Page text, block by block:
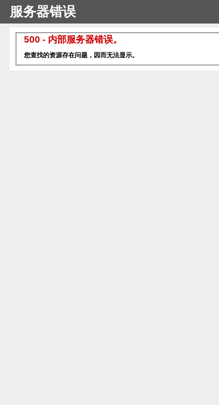
服务器错误
500 - 内部服务器错误。
您查找的资源存在问题，因而无法显示。